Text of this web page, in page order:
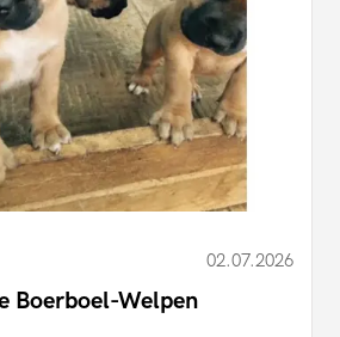
02.07.2026
Boerboel-Welpen